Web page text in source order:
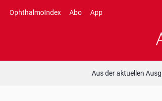
OphthalmoIndex Abo App
Aus der aktuellen